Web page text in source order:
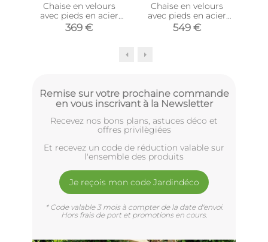
Chaise en velours
avec pieds en acier
Velvet (Lot de 4)
369 €
Chaise en velours
avec pieds en acier
Velvet (Lot de 6)
549 €
Remise sur votre prochaine commande
en vous inscrivant à la Newsletter
Recevez nos bons plans, astuces déco et
offres privilègiées
Et recevez un code de réduction valable sur
l'ensemble des produits
Je reçois mon code Jardindéco
* Code valable 3 mois à compter de la date d'envoi.
Hors frais de port et promotions en cours.